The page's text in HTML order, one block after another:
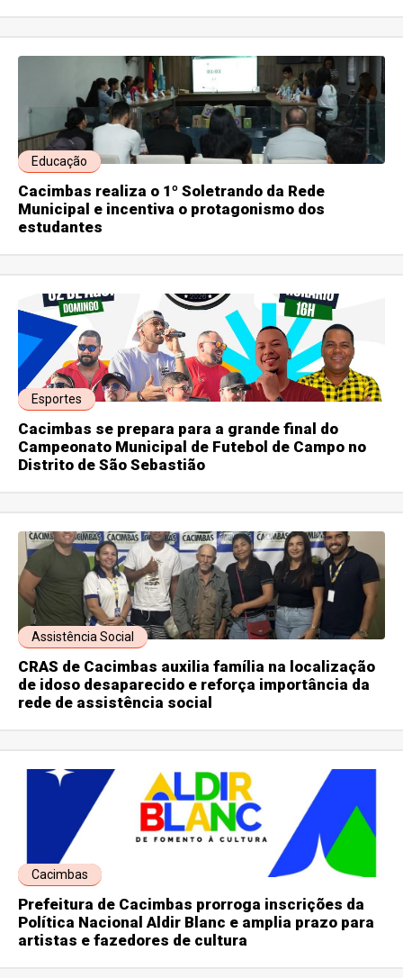
Educação
Cacimbas realiza o 1º Soletrando da Rede
Municipal e incentiva o protagonismo dos
estudantes
Esportes
Cacimbas se prepara para a grande final do
Campeonato Municipal de Futebol de Campo no
Distrito de São Sebastião
Assistência Social
CRAS de Cacimbas auxilia família na localização
de idoso desaparecido e reforça importância da
rede de assistência social
Cacimbas
Prefeitura de Cacimbas prorroga inscrições da
Política Nacional Aldir Blanc e amplia prazo para
artistas e fazedores de cultura